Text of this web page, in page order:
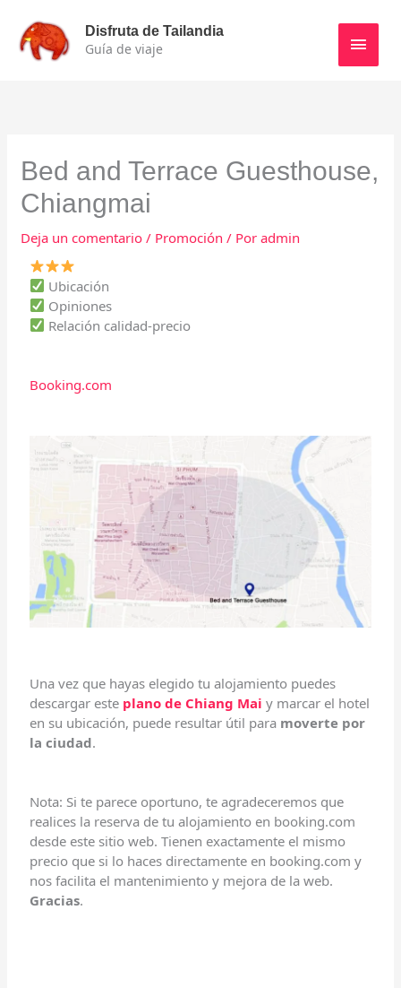
contenido
Disfruta de Tailandia
Guía de viaje
Menú
Bed and Terrace Guesthouse,
Chiangmai
Deja un comentario / Promoción / Poradmin
Ubicación
Opiniones
Relación calidad-precio
Booking.com
Una vez que hayas elegido tu alojamiento puedes
descargar este plano de Chiang Mai y marcar el hotel
en su ubicación, puede resultar útil para moverte por
la ciudad.
Nota: Si te parece oportuno, te agradeceremos que
realices la reserva de tu alojamiento en booking.com
desde este sitio web. Tienen exactamente el mismo
precio que si lo haces directamente en booking.com y
nos facilita el mantenimiento y mejora de la web.
Gracias.